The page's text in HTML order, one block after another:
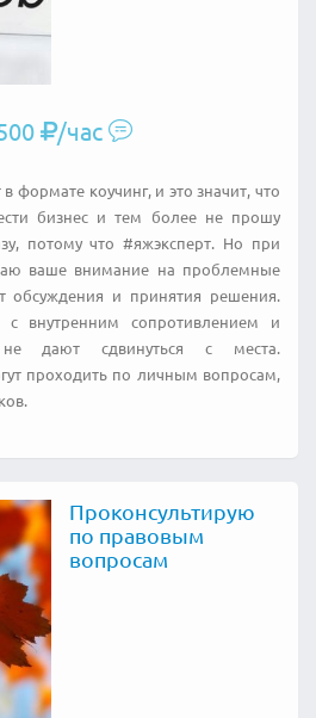
/час
формате коучинг, и это значит, что
бизнес и тем более не прошу
потому что #яжэксперт. Но при
ваше внимание на проблемные
обсуждения и принятия решения.
с внутренним сопротивлением и
дают сдвинуться с места.
проходить по личным вопросам,
Проконсультирую
по правовым
вопросам